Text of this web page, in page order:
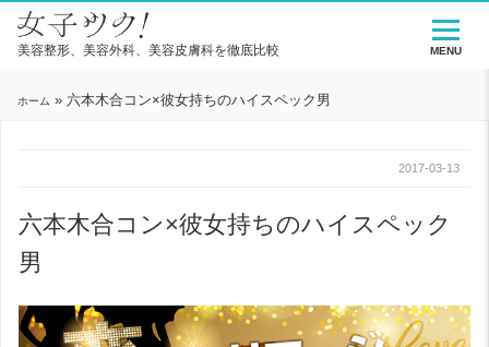
美容整形、美容外科、美容皮膚科を徹底比較
ホーム » 六本木合コン×彼女持ちのハイスペック男
2017-03-13
六本木合コン×彼女持ちのハイスペック
男
MENU